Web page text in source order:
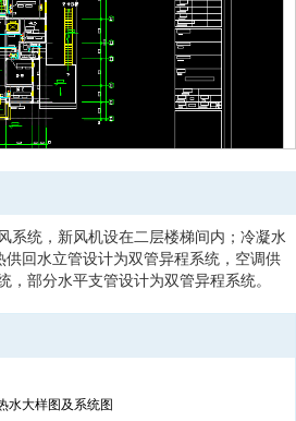
系统，新风机设在二层楼梯间内；冷凝水
回水立管设计为双管异程系统，空调供
，部分水平支管设计为双管异程系统。
水大样图及系统图